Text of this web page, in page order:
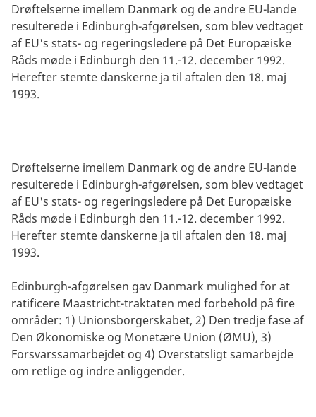
Drøftelserne imellem Danmark og de andre EU-lande
resulterede i Edinburgh-afgørelsen, som blev vedtaget
af EU's stats- og regeringsledere på Det Europæiske
Råds møde i Edinburgh den 11.-12. december 1992.
Herefter stemte danskerne ja til aftalen den 18. maj
1993.
Drøftelserne imellem Danmark og de andre EU-lande
resulterede i Edinburgh-afgørelsen, som blev vedtaget
af EU's stats- og regeringsledere på Det Europæiske
Råds møde i Edinburgh den 11.-12. december 1992.
Herefter stemte danskerne ja til aftalen den 18. maj
1993.
Edinburgh-afgørelsen gav Danmark mulighed for at
ratificere Maastricht-traktaten med forbehold på fire
områder: 1) Unionsborgerskabet, 2) Den tredje fase af
Den Økonomiske og Monetære Union (ØMU), 3)
Forsvarssamarbejdet og 4) Overstatsligt samarbejde
om retlige og indre anliggender.